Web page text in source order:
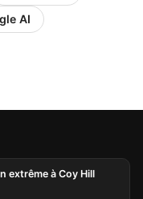
AI
extrême à Coy Hill